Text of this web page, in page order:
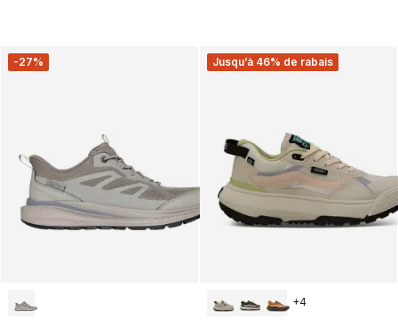
-27% Jusqu’à 46% de rabais
+4